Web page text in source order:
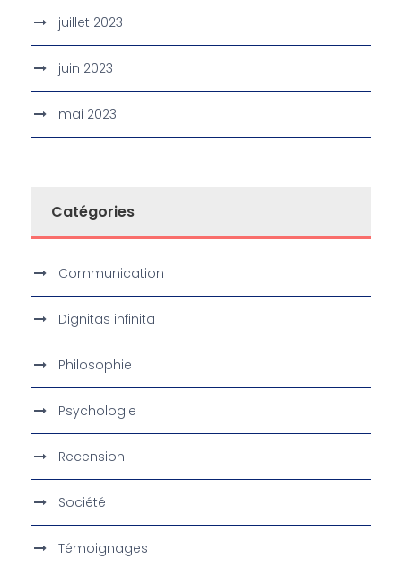
juillet 2023
juin 2023
mai 2023
Catégories
Communication
Dignitas infinita
Philosophie
Psychologie
Recension
Société
Témoignages